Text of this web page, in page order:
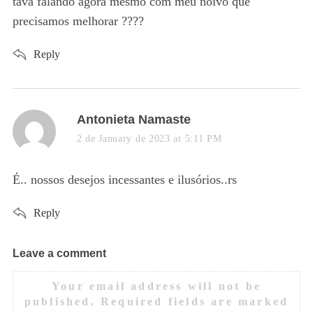
:
precisamos melhorar ????
Reply
s
a
s
Antonieta Namaste
2 de January de 2023 at 5:11 PM
É.. nossos desejos incessantes e ilusórios..rs
Reply
L
e
a
Leave a comment
Your email address will not be
published.
Required fields are marked